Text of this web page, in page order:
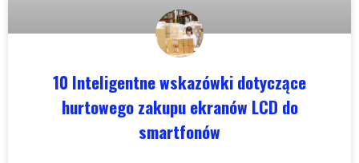
10 Inteligentne wskazówki dotyczące
hurtowego zakupu ekranów LCD do
smartfonów